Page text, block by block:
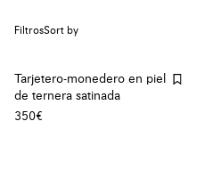
FiltrosSort by
Tarjetero-monedero en piel
de ternera satinada
350€